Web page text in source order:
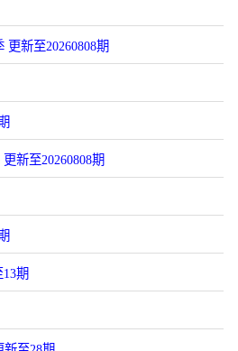
更新至20260808期
新至20260808期
期